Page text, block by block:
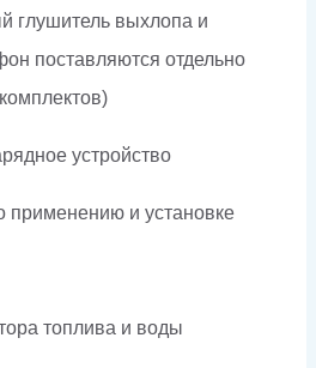
глушитель выхлопа и
поставляются отдельно
устройство
применению и установке
топлива и воды